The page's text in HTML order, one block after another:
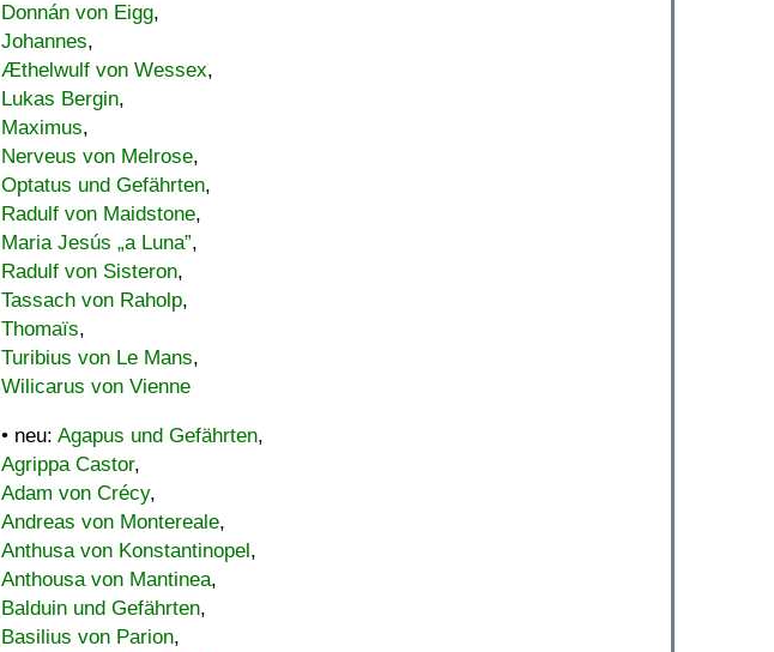
Donnán von Eigg,
Johannes,
Æthelwulf von Wessex,
Lukas Bergin,
Maximus,
Nerveus von Melrose,
Optatus und Gefährten,
Radulf von Maidstone,
Maria Jesús „a Luna”,
Radulf von Sisteron,
Tassach von Raholp,
Thomaïs,
Turibius von Le Mans,
Wilicarus von Vienne
• neu: Agapus und Gefährten,
Agrippa Castor,
Adam von Crécy,
Andreas von Montereale,
Anthusa von Konstantinopel,
Anthousa von Mantinea,
Balduin und Gefährten,
Basilius von Parion,